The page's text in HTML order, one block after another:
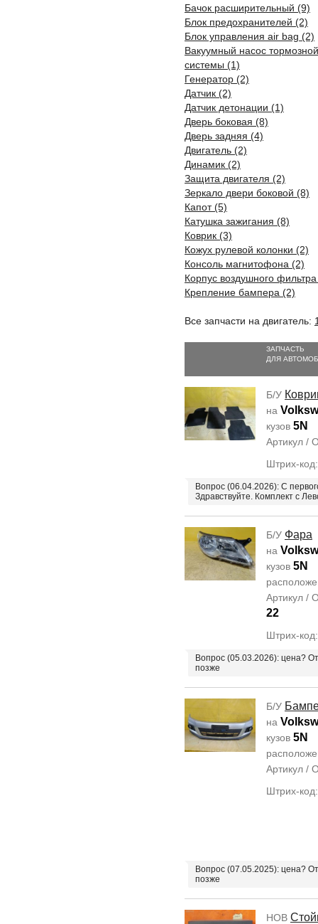
Бачок расширительный (9)
Блок предохранителей (2)
Блок управления air bag (2)
Вакуумный насос тормозной
системы (1)
Генератор (2)
Датчик (2)
Датчик детонации (1)
Дверь боковая (8)
Дверь задняя (4)
Двигатель (2)
Динамик (2)
Защита двигателя (2)
Зеркало двери боковой (8)
Капот (5)
Катушка зажигания (8)
Коврик (3)
Кожух рулевой колонки (2)
Консоль магнитофона (2)
Корпус воздушного
Крепление бампера (2)
Все запчасти на двигатель:
ЗАПЧАСТЬ
ДЛЯ
Б/У
на
кузов 5N
Артикул /
Штрих-
Вопрос (06.04.2026): С
Здравствуйте. Комплект с
Б/У Фара
на
кузов 5N
Артикул /
22
Штрих-
Вопрос (05.03.2026): цена?
позже
Б/У
на
кузов 5N
Артикул /
Штрих-
Вопрос (07.05.2025): цена?
позже
НОВ